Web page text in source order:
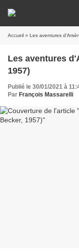
Accueil » Les aventures
Les aventures
1957)
Publié le 30/01/2021 à
Par François Massarelli